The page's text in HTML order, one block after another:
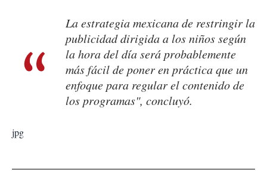
La estrategia mexicana de restringir la
publicidad dirigida a los niños según
la hora del día será probablemente
más fácil de poner en práctica que un
enfoque para regular el contenido de
los programas", concluyó.
jpg